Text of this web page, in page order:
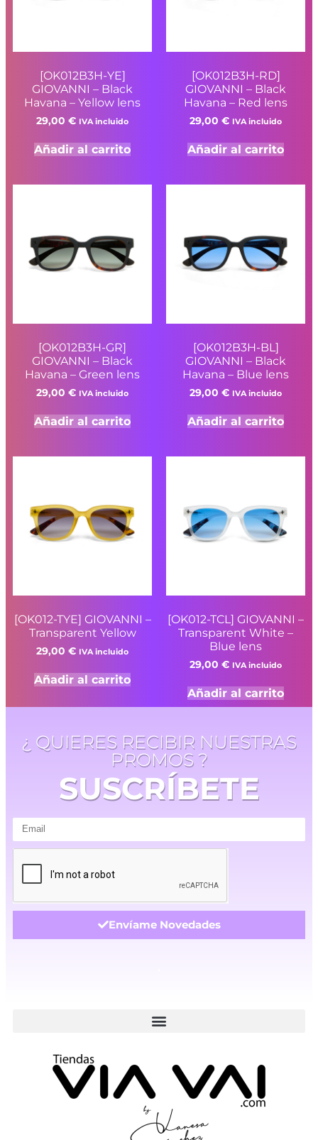
[OK012B3H-YE]
GIOVANNI – Black
Havana – Yellow lens
29,00 € IVA incluido
Añadir al carrito
[OK012B3H-RD]
GIOVANNI – Black
Havana – Red lens
29,00 € IVA incluido
Añadir al carrito
[OK012B3H-GR]
GIOVANNI – Black
Havana – Green lens
29,00 € IVA incluido
Añadir al carrito
[OK012B3H-BL]
GIOVANNI – Black
Havana – Blue lens
29,00 € IVA incluido
Añadir al carrito
[OK012-TYE] GIOVANNI –
Transparent Yellow
29,00 € IVA incluido
Añadir al carrito
[OK012-TCL] GIOVANNI –
Transparent White –
Blue lens
29,00 € IVA incluido
Añadir al carrito
¿ QUIERES RECIBIR NUESTRAS
PROMOS ?
SUSCRÍBETE
Envíame Novedades